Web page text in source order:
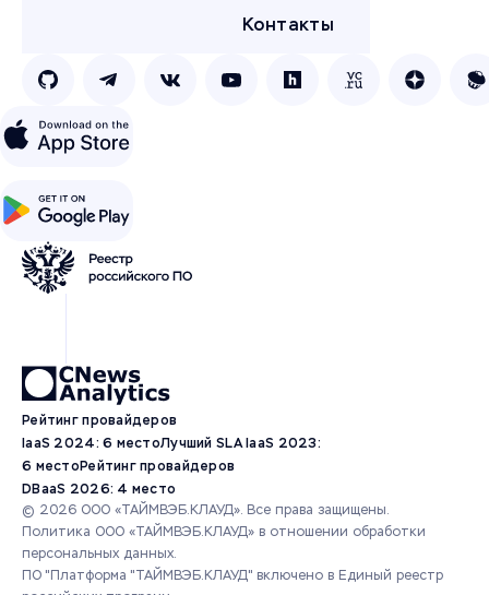
Контакты
Рейтинг провайдеров
IaaS 2024: 6 местоЛучший SLA IaaS 2023:
6 местоРейтинг провайдеров
DBaaS 2026: 4 место
© 2026 ООО «ТАЙМВЭБ.КЛАУД». Все права защищены.
Политика ООО «ТАЙМВЭБ.КЛАУД» в отношении обработки
персональных данных.
ПО "Платформа "ТАЙМВЭБ.КЛАУД" включено в Единый реестр